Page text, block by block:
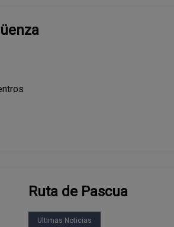
Ruta de Pascua
Ultimas Noticias